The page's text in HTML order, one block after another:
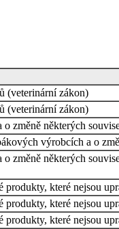
(veterinární zákon)
(veterinární zákon)
změně některých
výrobcích a o
změně některých
které nejsou
které nejsou
které nejsou